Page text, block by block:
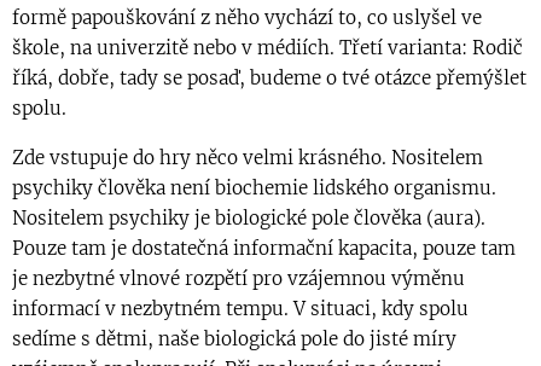
formě papouškování z něho vychází to, co uslyšel ve
škole, na univerzitě nebo v médiích. Třetí varianta: Rodič
říká, dobře, tady se posaď, budeme o tvé otázce přemýšlet
spolu.
Zde vstupuje do hry něco velmi krásného. Nositelem
psychiky člověka není biochemie lidského organismu.
Nositelem psychiky je biologické pole člověka (aura).
Pouze tam je dostatečná informační kapacita, pouze tam
je nezbytné vlnové rozpětí pro vzájemnou výměnu
informací v nezbytném tempu. V situaci, kdy spolu
sedíme s dětmi, naše biologická pole do jisté míry